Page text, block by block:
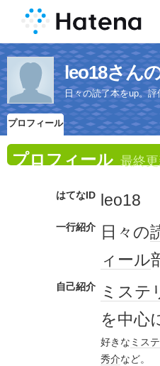
leo18さん
日々の読了本をup。
プロフィール
プロフィール 最終
はてなID leo18
一行紹介 日々の
ィール
自己紹介 ミステ
を中心
好きな ミス
秀介など。